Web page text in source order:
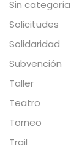
Sin categoría
Solicitudes
Solidaridad
Subvención
Taller
Teatro
Torneo
Trail